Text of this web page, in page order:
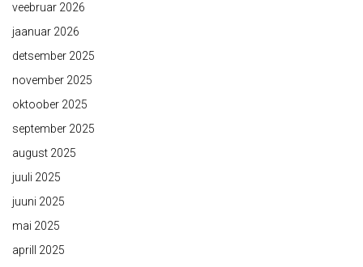
veebruar 2026
jaanuar 2026
detsember 2025
november 2025
oktoober 2025
september 2025
august 2025
juuli 2025
juuni 2025
mai 2025
aprill 2025